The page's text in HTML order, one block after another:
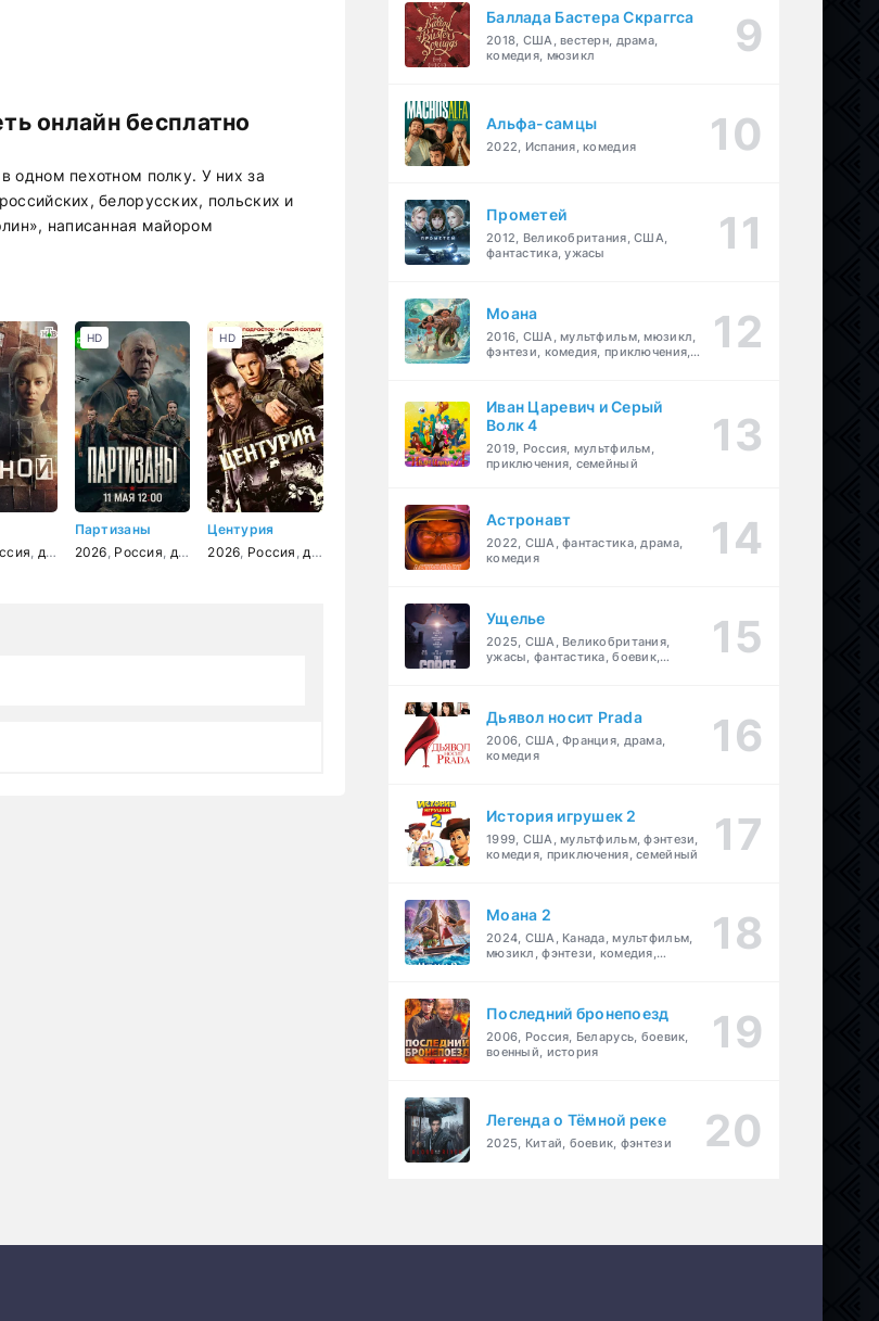
онлайн бесплатно
одном пехотном полку. У них за
белорусских, польских и
написанная майором
детектив
Партизаны
2026 Россия драма ,военный,история
HD
Центурия
2026 Россия детектив
HD
Баллада Бастера Скраггса
2018, США, вестерн, драма,
комедия, мюзикл
Альфа-самцы
2022, Испания, комедия
Прометей
2012, Великобритания, США,
фантастика, ужасы
Моана
2016, США, мультфильм, мюзикл,
фэнтези, комедия, приключения,
Иван Царевич и Серый
Волк 4
2019, Россия, мультфильм,
приключения, семейный
Астронавт
2022, США, фантастика, драма,
комедия
Ущелье
2025, США, Великобритания,
ужасы, фантастика, боевик,
Дьявол носит Prada
2006, США, Франция, драма,
комедия
История игрушек 2
1999, США, мультфильм, фэнтези,
комедия, приключения, семейный
Моана 2
2024, США, Канада, мультфильм,
мюзикл, фэнтези, комедия,
Последний бронепоезд
2006, Россия, Беларусь, боевик,
военный, история
Легенда о Тёмной реке
2025, Китай, боевик, фэнтези